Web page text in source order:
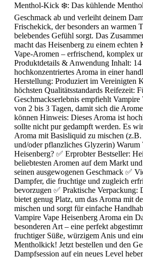
Menthol-Kick ❄️: Das kühlende
Geschmack ab und verleiht deinem
Frischekick, der besonders an warmen
belebendes Gefühl sorgt. Das
macht das Heisenberg zu einem echten
Vape-Aromen – erfrischend, komplex
Produktdetails & Anwendung Inhalt:
hochkonzentriertes Aroma in einer
Herstellung: Produziert im Vereinigten
höchsten Qualitätsstandards Reifezeit:
Geschmackserlebnis empfiehlt Vampire
von 2 bis 3 Tagen, damit sich die
können Hinweis: Dieses Aroma ist
sollte nicht pur gedampft werden. Es
Aroma mit Basisliquid zu mischen
und/oder pflanzliches Glyzerin) Warum
Heisenberg? ✅ Erprobter Bestseller:
beliebtesten Aromen auf dem Markt
seinen ausgewogenen Geschmack ✅
Dampfer, die fruchtige und zugleich
bevorzugen ✅ Praktische Verpackung:
bietet genug Platz, um das Aroma mit
mischen und sorgt für einfache
Vampire Vape Heisenberg Aroma ein
besonderen Art – eine perfekt
fruchtiger Süße, würzigem Anis und
Mentholkick! Jetzt bestellen und den
Dampfsession auf ein neues Level